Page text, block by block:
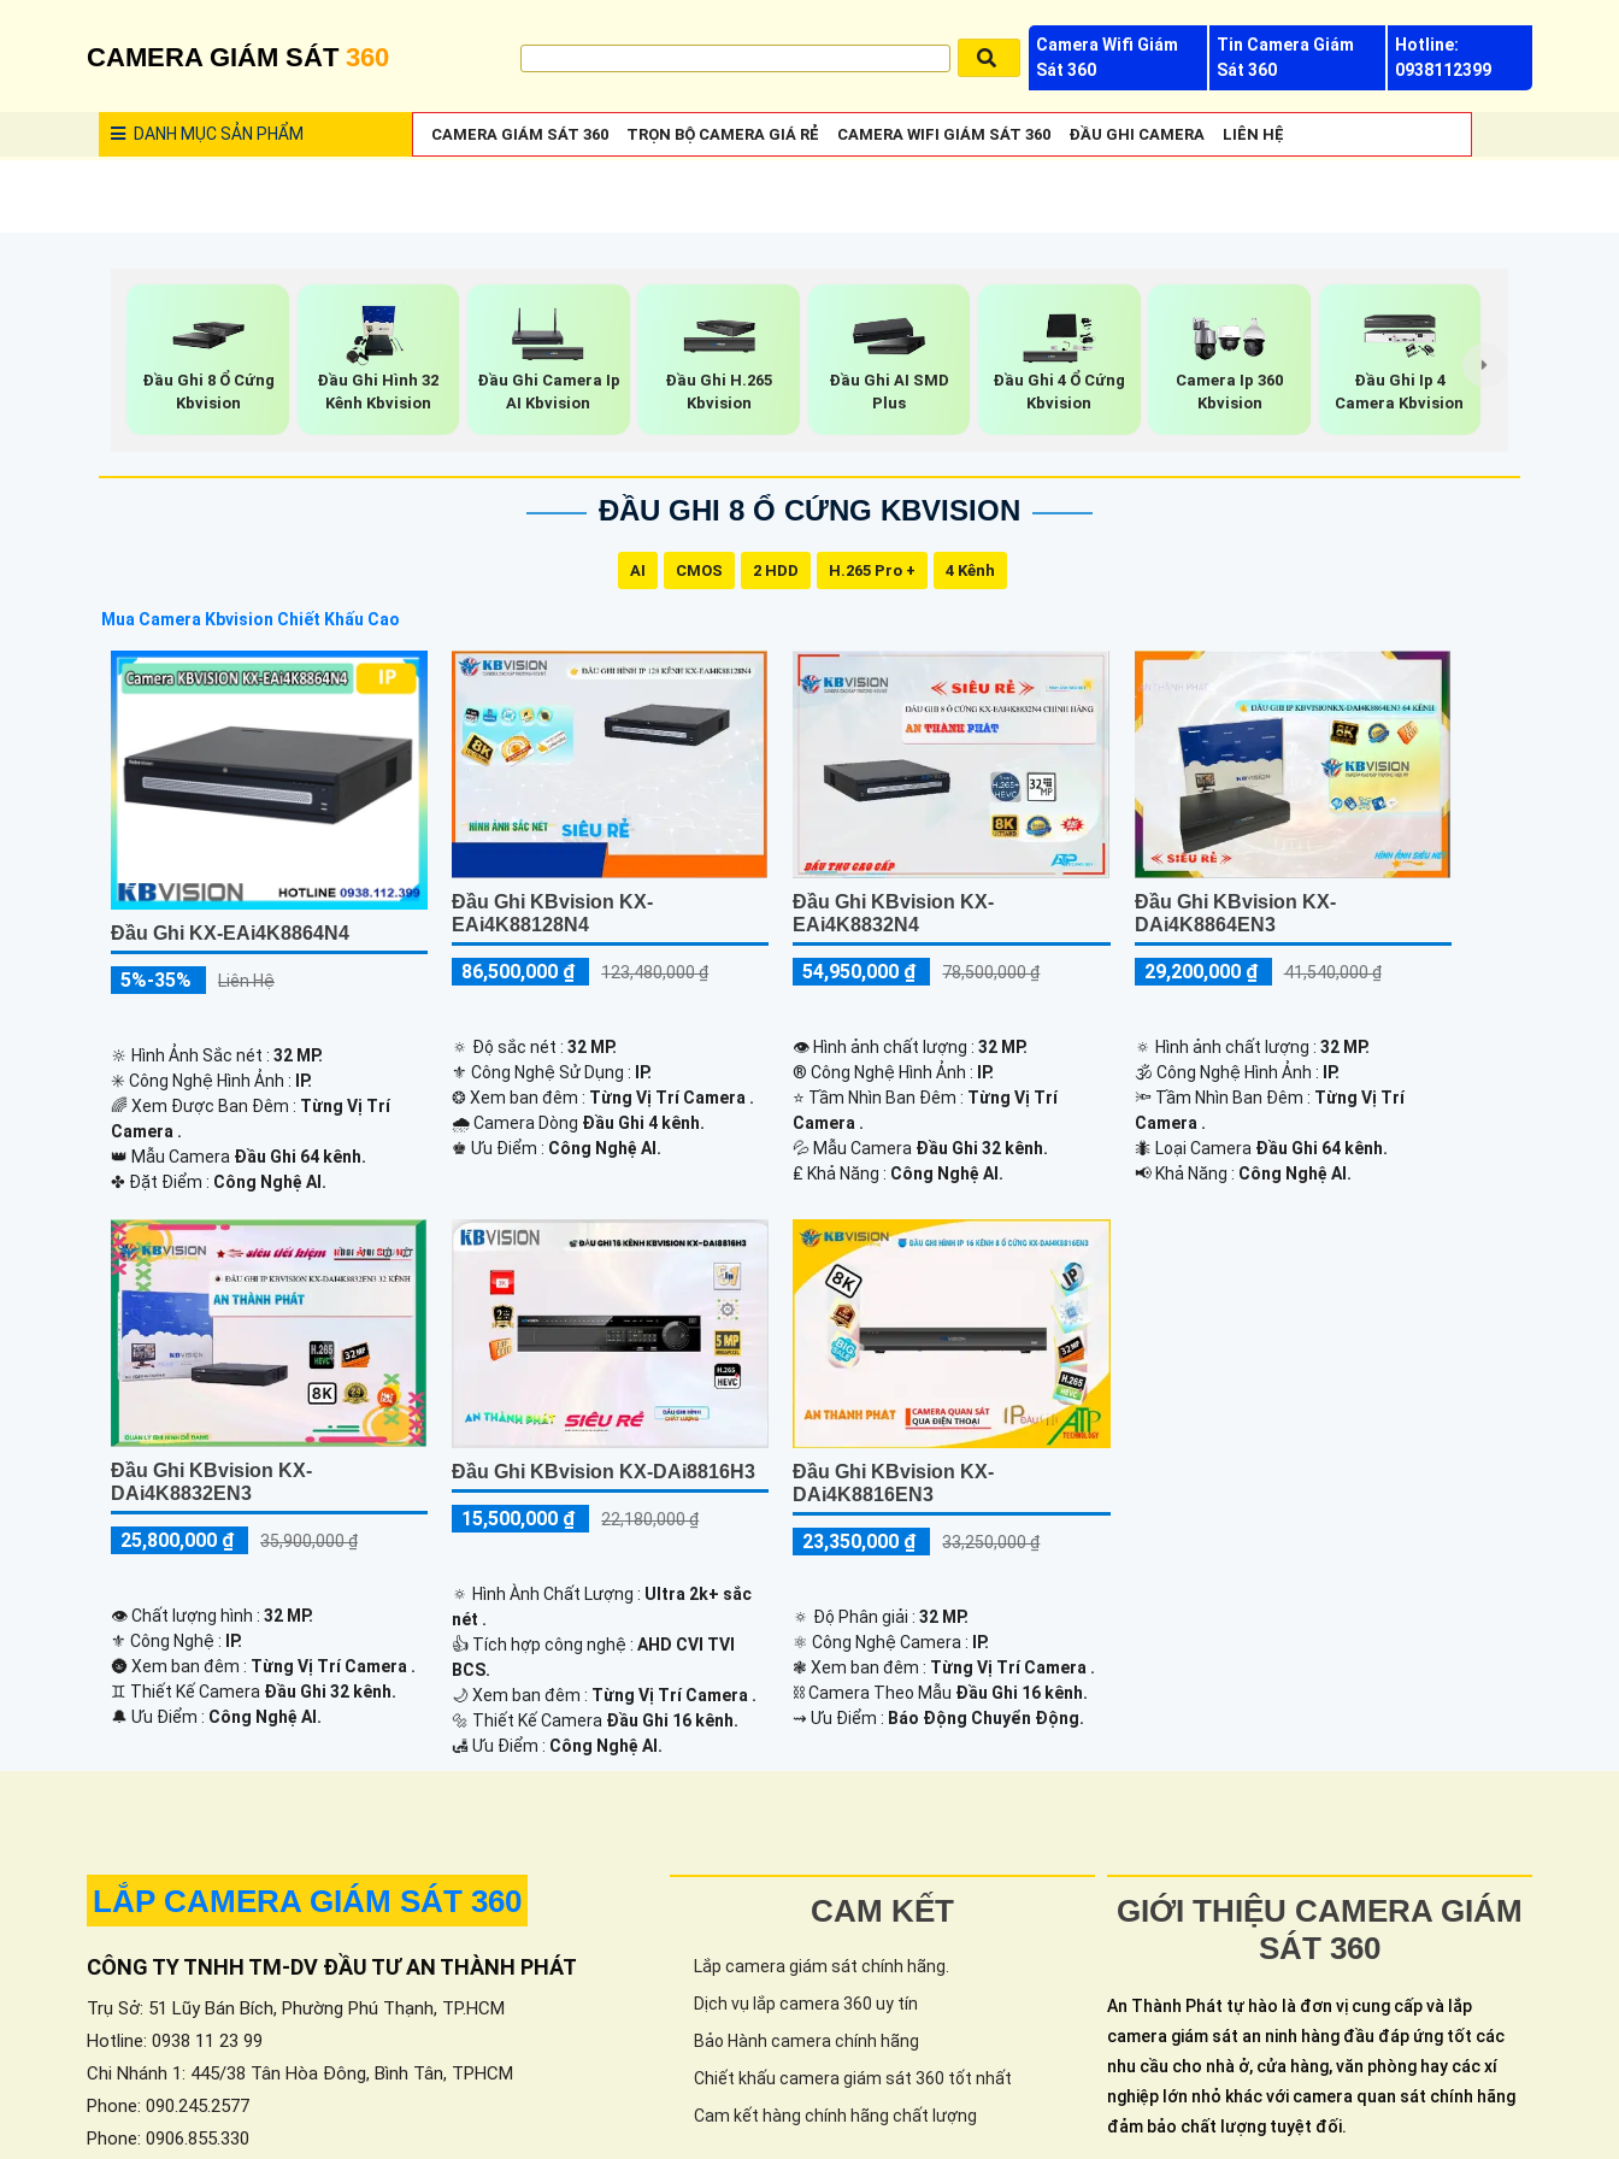
CAMERA GIÁM SÁT 360
Camera Wifi Giám
Sát 360
Tin Camera Giám
Sát 360
Hotline:
0938112399
DANH MỤCSẢN PHẨM CAMERA GIÁM SÁT 360 TRỌN BỘ CAMERA GIÁ RẺ CAMERA WIFI GIÁM SÁT 360 ĐẦU GHI CAMERA LIÊN HỆ
Đầu Ghi 8 Ổ Cứng
Kbvision
Đầu Ghi Hình 32
Kênh Kbvision
Đầu Ghi Camera Ip
AI Kbvision
Đầu Ghi H.265
Kbvision
Đầu Ghi AI SMD
Plus
Đầu Ghi 4 Ổ Cứng
Kbvision
Camera Ip 360
Kbvision
Đầu Ghi Ip 4
Camera Kbvision
ĐẦU GHI 8 Ổ CỨNG KBVISION
AI CMOS 2 HDD H.265 Pro + 4 Kênh
Mua Camera Kbvision Chiết Khấu Cao
Đầu Ghi KX-EAi4K8864N4
5%-35% Liên Hệ
🔆 Hình Ảnh Sắc nét : 32 MP.
✳️ Công Nghệ Hình Ảnh :
IP.
🌈 Xem Được Ban Đêm : Từng Vị Trí
Camera .
👑 Mẫu Camera Đầu Ghi 64 kênh.
️✤ Đặt Điểm : Công Nghệ AI.
Đầu Ghi KBvision KX-
EAi4K88128N4
86,500,000 ₫ 123,480,000 ₫
🔅 Độ sắc nét :32 MP.
⚜️ Công Nghệ Sử Dụng :
IP.
❂ Xem ban đêm : Từng Vị Trí Camera .
🌧️ Camera Dòng Đầu Ghi 4 kênh.
️♚ Ưu Điểm : Công Nghệ AI.
Đầu Ghi KBvision KX-
EAi4K8832N4
54,950,000 ₫ 78,500,000 ₫
👁 Hình ảnh chất lượng :32 MP.
®️ Công Nghệ Hình Ảnh :
IP.
⭐ Tầm Nhìn Ban Đêm : Từng Vị Trí
Camera .
💦 Mẫu Camera Đầu Ghi 32 kênh.
️₤ Khả Năng : Công Nghệ AI.
Đầu Ghi KBvision KX-
DAi4K8864EN3
29,200,000 ₫ 41,540,000 ₫
🔅 Hình ảnh chất lượng : 32 MP.
🕉️ Công Nghệ Hình Ảnh :
IP.
🔦 Tầm Nhìn Ban Đêm : Từng Vị Trí
Camera .
🐜 Loại Camera Đầu Ghi 64 kênh.
️📢 Khả Năng : Công Nghệ AI.
Đầu Ghi KBvision KX-
DAi4K8832EN3
25,800,000 ₫ 35,900,000 ₫
👁 Chất lượng hình : 32 MP.
⚜️ Công Nghệ :
IP.
🌚 Xem ban đêm : Từng Vị Trí Camera .
♊ Thiết Kế Camera Đầu Ghi 32 kênh.
️🔔 Ưu Điểm : Công Nghệ AI.
Đầu Ghi KBvision KX-DAi8816H3
15,500,000 ₫ 22,180,000 ₫
🔅 Hình Ành Chất Lượng : Ultra 2k+ sắc
nét .
👍 Tích hợp công nghệ :AHD CVI TVI
BCS.
🌙 Xem ban đêm : Từng Vị Trí Camera .
🔩 Thiết Kế Camera Đầu Ghi 16 kênh.
️🛃 Ưu Điểm : Công Nghệ AI.
Đầu Ghi KBvision KX-
DAi4K8816EN3
23,350,000 ₫ 33,250,000 ₫
🔅 Độ Phân giải :32 MP.
⚛️ Công Nghệ Camera :
IP.
❃ Xem ban đêm : Từng Vị Trí Camera .
⛓ Camera Theo Mẫu Đầu Ghi 16 kênh.
️⇝ Ưu Điểm : Báo Động Chuyển Động.
LẮP CAMERA GIÁM SÁT 360
CÔNG TY TNHH TM-DV ĐẦU TƯ AN THÀNH PHÁT
Trụ Sở: 51 Lũy Bán Bích, Phường Phú Thạnh, TP.HCM
Hotline: 0938 11 23 99
Chi Nhánh 1: 445/38 Tân Hòa Đông, Bình Tân, TPHCM
Phone: 090.245.2577
Phone: 0906.855.330
CAM KẾT
Lắp camera giám sát chính hãng.
Dịch vụ lắp camera 360 uy tín
Bảo Hành camera chính hãng
Chiết khấu camera giám sát 360 tốt nhất
Cam kết hàng chính hãng chất lượng
GIỚI THIỆU CAMERA GIÁM
SÁT 360
An Thành Phát tự hào là đơn vị cung cấp và lắp
camera giám sát an ninh hàng đầu đáp ứng tốt các
nhu cầu cho nhà ở, cửa hàng, văn phòng hay các xí
nghiệp lớn nhỏ khác với camera quan sát chính hãng
đảm bảo chất lượng tuyệt đối.